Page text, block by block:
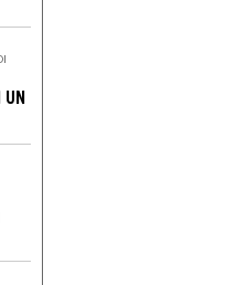
UN